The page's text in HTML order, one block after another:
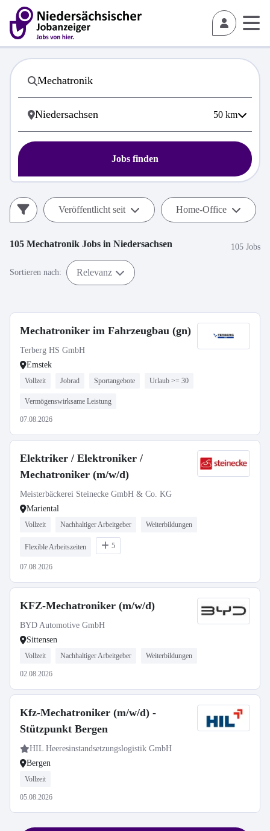
50 km
Jobs finden
Veröffentlicht seit Home-Office
105 Mechatronik Jobs in Niedersachsen 105 Jobs
Sortieren nach: Relevanz
Mechatroniker im Fahrzeugbau (gn)
Terberg HS GmbH
Emstek
Vollzeit Jobrad Sportangebote Urlaub >= 30
Vermögenswirksame Leistung
07.08.2026
Elektriker / Elektroniker /
Mechatroniker (m/w/d)
Meisterbäckerei Steinecke GmbH & Co. KG
Mariental
Vollzeit Nachhaltiger Arbeitgeber Weiterbildungen
Flexible Arbeitszeiten 5
07.08.2026
KFZ-Mechatroniker (m/w/d)
BYD Automotive GmbH
Sittensen
Vollzeit Nachhaltiger Arbeitgeber Weiterbildungen
02.08.2026
Kfz-Mechatroniker (m/w/d) -
Stützpunkt Bergen
HIL Heeresinstandsetzungslogistik GmbH
Bergen
Vollzeit
05.08.2026